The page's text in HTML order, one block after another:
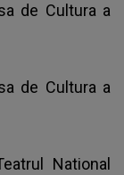
de Cultura a
de Cultura a
National